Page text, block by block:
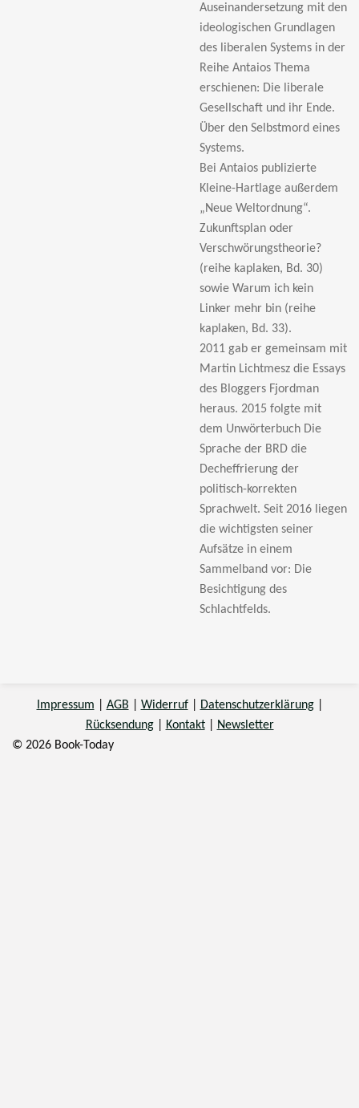
Auseinandersetzung mit den
ideologischen Grundlagen
des liberalen Systems in der
Reihe Antaios Thema
erschienen: Die liberale
Gesellschaft und ihr Ende.
Über den Selbstmord eines
Systems.
Bei Antaios publizierte
Kleine-Hartlage außerdem
„Neue Weltordnung“.
Zukunftsplan oder
Verschwörungstheorie?
(reihe kaplaken, Bd. 30)
sowie Warum ich kein
Linker mehr bin (reihe
kaplaken, Bd. 33).
2011 gab er gemeinsam mit
Martin Lichtmesz die Essays
des Bloggers Fjordman
heraus. 2015 folgte mit
dem Unwörterbuch Die
Sprache der BRD die
Decheffrierung der
politisch-korrekten
Sprachwelt. Seit 2016 liegen
die wichtigsten seiner
Aufsätze in einem
Sammelband vor: Die
Besichtigung des
Schlachtfelds.
Impressum AGB Widerruf| Datenschutzerklärung|
Rücksendung| Kontakt|
Newsletter
© 2026 Book-Today